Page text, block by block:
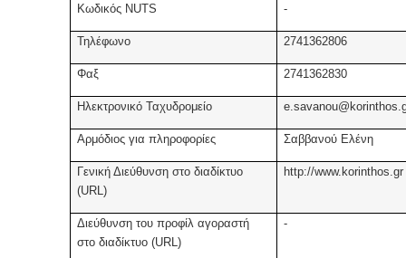
Κωδικός ΝUTS -
Τηλέφωνο 2741362806
Φαξ 2741362830
Ηλεκτρονικό Ταχυδρομείο
Αρμόδιος για πληροφορίες Σαββανού Ελένη
Γενική Διεύθυνση στο διαδίκτυο
(URL)
http://www.korinthos.gr
Διεύθυνση του προφίλ αγοραστή
στο διαδίκτυο (URL)
-